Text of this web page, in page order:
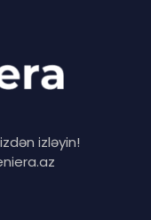
izləyin!